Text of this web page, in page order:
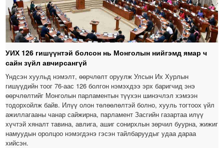
УИХ 126 гишүүнтэй болсон нь Монголын нийгэмд ямар ч
сайн зүйл авчирсангүй
Үндсэн хуульд нэмэлт, өөрчлөлт оруулж Улсын Их Хурлын
гишүүдийн тоог 76-аас 126 болгон нэмэхдээ эрх баригчид энэ
өөрчлөлтийг Монголын парламентын түүхэн шинэчлэл хэмээн
тодорхойлж байв. Илүү олон төлөөлөлтэй болно, хууль тогтоох үйл
ажиллагааны чанар сайжирна, парламент Засгийн газартаа илүү
хүчтэй хяналт тавина, авлига, ашиг сонирхлын зөрчил буурна, жижиг
намуудын оролцоо нэмэгдэнэ гэсэн тайлбаруудыг удаа дараа
хийсэн.